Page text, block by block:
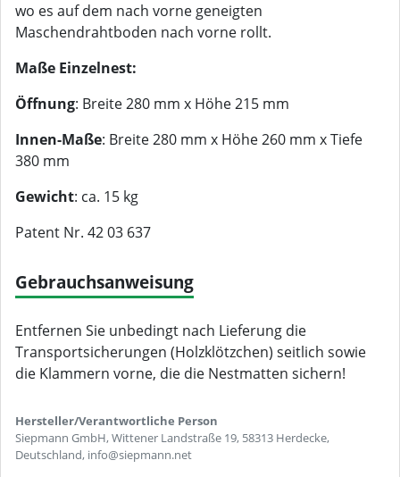
wo es auf dem nach vorne geneigten
Maschendrahtboden nach vorne rollt.
Maße Einzelnest:
Öffnung: Breite 280 mm x Höhe 215 mm
Innen-Maße: Breite 280 mm x Höhe 260 mm x Tiefe
380 mm
Gewicht: ca. 15 kg
Patent Nr. 42 03 637
Gebrauchsanweisung
Entfernen Sie unbedingt nach Lieferung die
Transportsicherungen (Holzklötzchen) seitlich sowie
die Klammern vorne, die die Nestmatten sichern!
Hersteller/Verantwortliche Person
Siepmann GmbH, Wittener Landstraße 19, 58313 Herdecke,
Deutschland, info@siepmann.net